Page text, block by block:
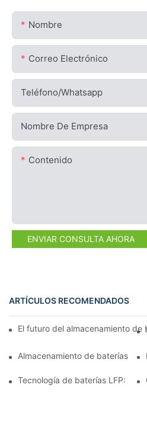
Nombre
Correo Electrónico
Teléfono/whatsapp
Nombre De Empresa
Contenido
ENVIAR CONSULTA AHORA
ARTÍCULOS RECOMENDADOS
El futuro del almacenamiento
Almacenamiento de baterías de
Tecnología de baterías LFP: